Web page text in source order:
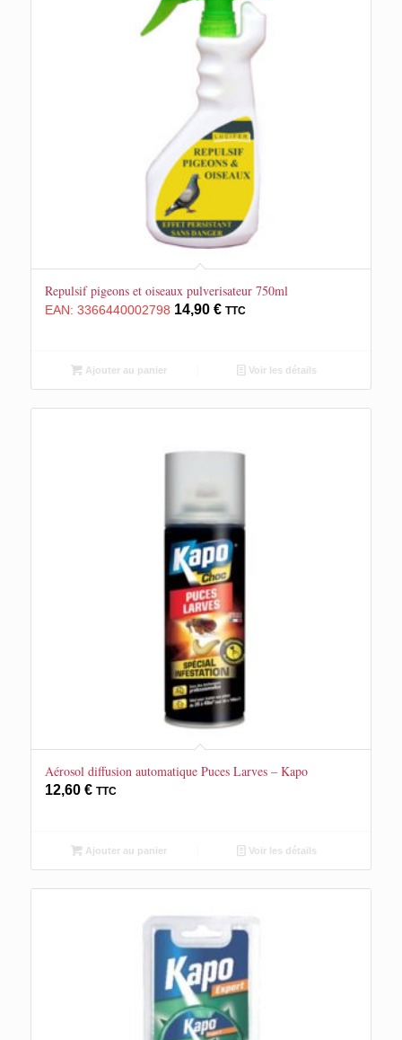
Repulsif pigeons et oiseaux pulverisateur 750ml
EAN: 3366440002798 14,90 € TTC
Ajouter au panier Voir les détails
Aérosol diffusion automatique Puces Larves – Kapo
12,60 € TTC
Ajouter au panier Voir les détails